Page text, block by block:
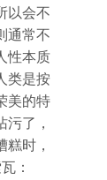
以会不
通常不
性本质
类是按
美的特
了，
时，
：